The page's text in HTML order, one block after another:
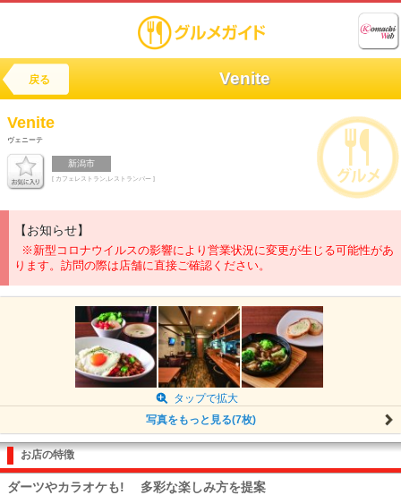
戻る Venite
Venite
ヴェニーテ
新潟市
[ カフェレストラン,レストランバー ]
【お知らせ】
※新型コロナウイルスの影響により営業状況に変更が生じる可能性があ
ります。訪問の際は店舗に直接ご確認ください。
タップで拡大
写真をもっと見る(7枚)
お店の特徴
ダーツやカラオケも! 多彩な楽しみ方を提案